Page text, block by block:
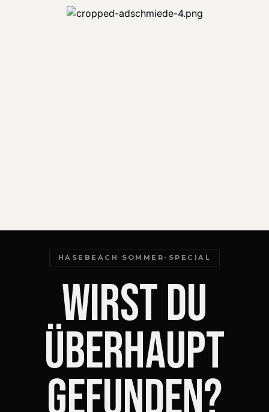
HASEBEACH SOMMER-SPECIAL
Wirst du
überhaupt
gefunden?